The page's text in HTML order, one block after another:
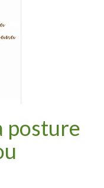
posture